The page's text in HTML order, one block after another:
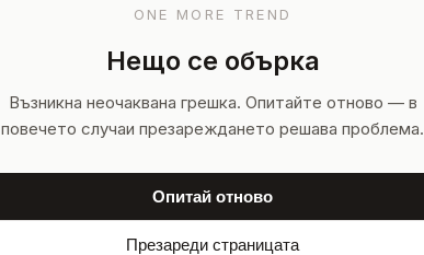
ONE MORE TREND
Нещо се обърка
Възникна неочаквана грешка. Опитайте отново — в
повечето случаи презареждането решава проблема.
Опитай отново
Презареди страницата